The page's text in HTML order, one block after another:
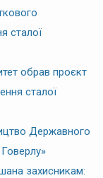
сталої
обрав проєкт
сталої
Державного
захисникам: